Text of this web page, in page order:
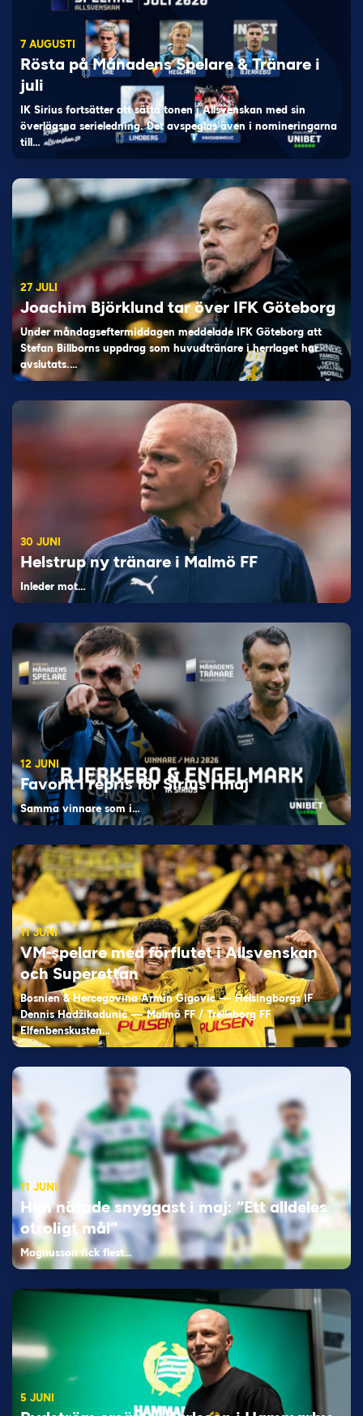
7 AUGUSTI
Rösta på Månadens Spelare & Tränare i
juli
IK Sirius fortsätter att sätta tonen i Allsvenskan med sin
överlägsna serieledning. Det avspeglas även i nomineringarna
till…
27 JULI
Joachim Björklund tar över IFK Göteborg
Under måndagseftermiddagen meddelade IFK Göteborg att
Stefan Billborns uppdrag som huvudtränare i herrlaget har
avslutats.…
30 JUNI
Helstrup ny tränare i Malmö FF
Inleder mot…
12 JUNI
Favorit i repris för Sirius i maj
Samma vinnare som i…
11 JUNI
VM-spelare med förflutet i Allsvenskan
och Superettan
Bosnien & Hercegovina Armin Gigovic — Helsingborgs IF
Dennis Hadžikadunić — Malmö FF / Trelleborg FF
Elfenbenskusten…
11 JUNI
Han nätade snyggast i maj: “Ett alldeles
otroligt mål”
Magnusson fick flest…
5 JUNI